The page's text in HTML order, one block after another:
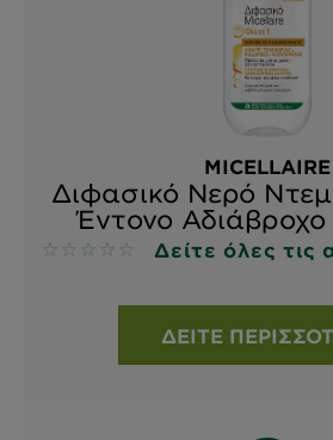
MICELLAIRE
Διφασικό Νερό
Έντονο Αδιάβροχο
No reviews Δείτε όλες τις
ΔΕΊΤΕ